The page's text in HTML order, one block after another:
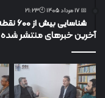
📅 17 مرداد 1405 🕙21:23
شناسایی بیش از ۶۰۰ نقطه برای پناهگاه
آخرین خبرهای منتشر شده